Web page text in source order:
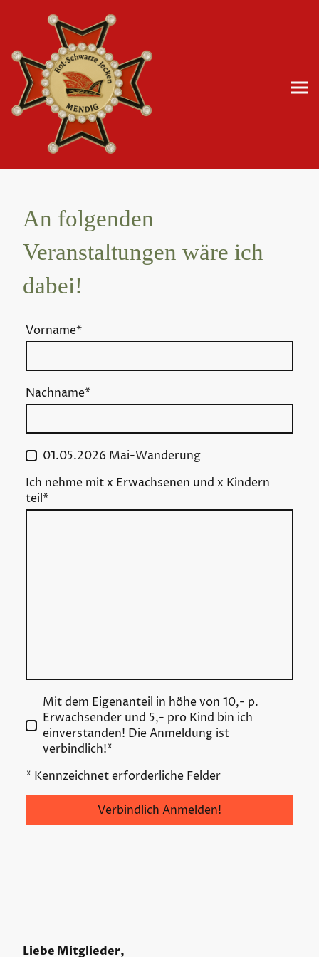
An folgenden
Veranstaltungen wäre ich
dabei!
Vorname*
Nachname*
01.05.2026 Mai-Wanderung
Ich nehme mit x Erwachsenen und x Kindern
teil*
Mit dem Eigenanteil in höhe von 10,- p.
Erwachsender und 5,- pro Kind bin ich
einverstanden! Die Anmeldung ist
verbindlich!*
* Kennzeichnet erforderliche Felder
Verbindlich Anmelden!
Liebe Mitglieder,